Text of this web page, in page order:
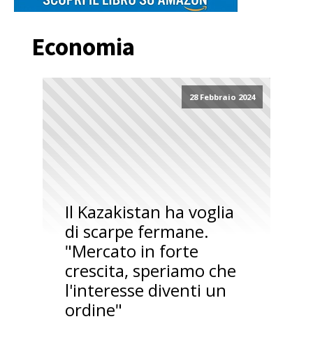
Economia
28 Febbraio 2024
Il Kazakistan ha voglia
di scarpe fermane.
"Mercato in forte
crescita, speriamo che
l'interesse diventi un
ordine"